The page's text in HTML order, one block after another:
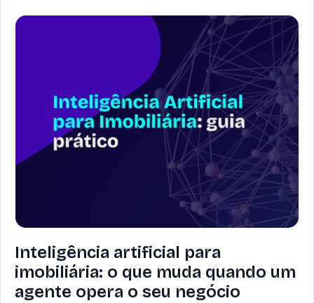
Inteligência artificial para
imobiliária: o que muda quando um
agente opera o seu negócio